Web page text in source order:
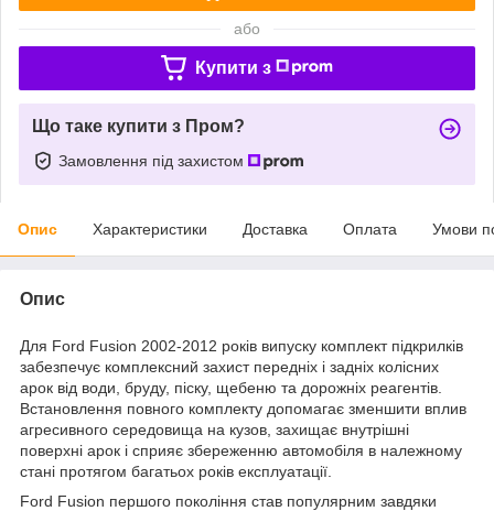
або
Купити з
Що таке купити з Пром?
Замовлення під захистом
Опис Характеристики Доставка Оплата Умови
Опис
Для Ford Fusion 2002-2012 років випуску комплект підкрилків
забезпечує комплексний захист передніх і задніх колісних
арок від води, бруду, піску, щебеню та дорожніх реагентів.
Встановлення повного комплекту допомагає зменшити вплив
агресивного середовища на кузов, захищає внутрішні
поверхні арок і сприяє збереженню автомобіля в належному
стані протягом багатьох років експлуатації.
Ford Fusion першого покоління став популярним завдяки